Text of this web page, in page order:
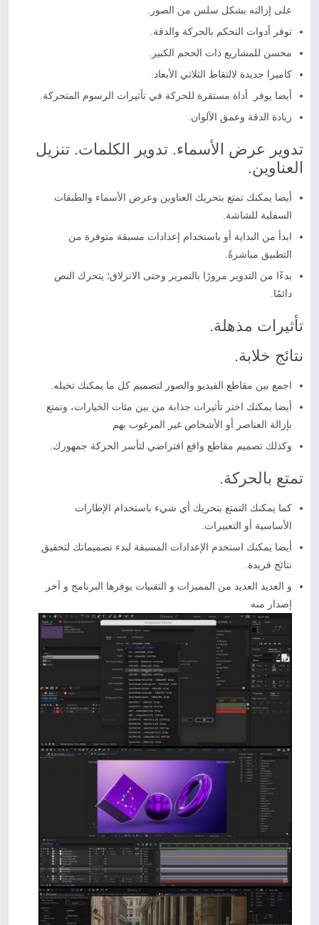
على إزالته بشكل سلس من الصور.
توفر أدوات التحكم بالحركة والدقة.
محسن للمشاريع ذات الحجم الكبير.
كاميرا جديدة لالتقاط الثلاثي الأبعاد.
أيضا يوفر أداة مستقرة للحركة في تأثيرات الرسوم المتحركة.
زيادة الدقة وعمق الألوان.
تدوير عرض الأسماء. تدوير الكلمات. تنزيل
العناوين.
أيضا يمكنك تمتع بتحريك العناوين وعرض الأسماء والطبقات
السفلية للشاشة.
ابدأ من البداية أو باستخدام إعدادات مسبقة متوفرة من
التطبيق مباشرةً.
بدءًا من التدوير مرورًا بالتمرير وحتى الانزلاق؛ يتحرك النص
دائمًا.
تأثيرات مذهلة.
نتائج خلابة.
اجمع بين مقاطع الفيديو والصور لتصميم كل ما يمكنك تخيله.
أيضا يمكنك اختر تأثيرات جذابة من بين مئات الخيارات، وتمتع
بإزالة العناصر أو الأشخاص غير المرغوب بهم
وكذلك تصميم مقاطع واقع افتراضي لتأسر الحركة جمهورك.
تمتع بالحركة.
كما يمكنك التمتع بتحريك أي شيء باستخدام الإطارات
الأساسية أو التعبيرات.
أيضا يمكنك استخدم الإعدادات المسبقة لبدء تصميماتك لتحقيق
نتائج فريدة.
و العديد العديد من المميزات و التقنيات يوفرها البرنامج و آخر
إصدار منه